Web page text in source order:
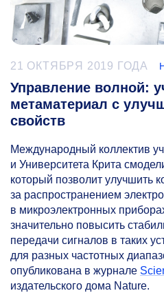
21 ОКТЯБРЯ 2019 ГОДА
Управление волной:
метаматериал с
свойств
Международный коллектив
и Университета Крита
который позволит улучшить
за распространением
в микроэлектронных
значительно повысить
передачи сигналов в таких
для разных частотных
опубликована в журнале
издательского дома Nature.